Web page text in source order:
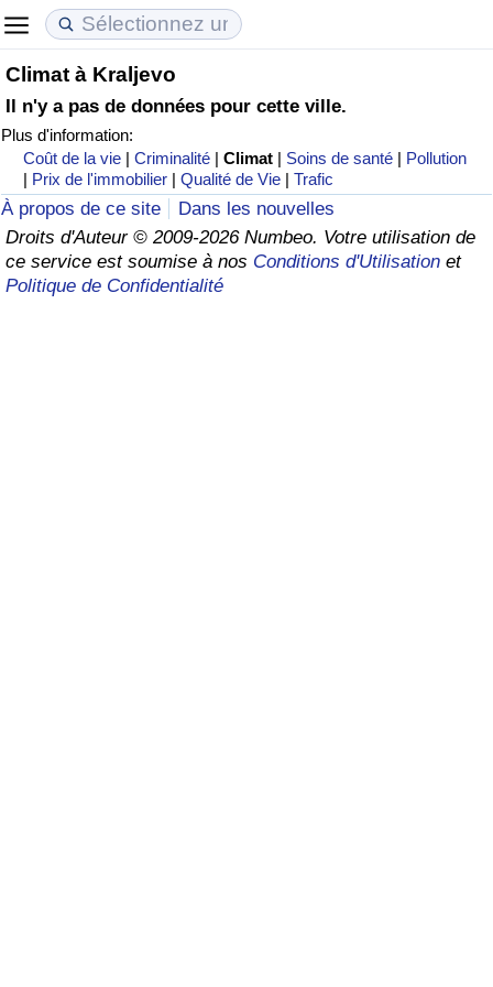
Climat à Kraljevo
Il n'y a pas de données pour cette ville.
Plus d'information:
Coût de la vie |Criminalité |Climat | Soins de santé | Pollution
| Prix de l'immobilier |Qualité de Vie |Trafic
À propos de ce site
Dans les nouvelles
Droits d'Auteur © 2009-2026 Numbeo. Votre utilisation de
ce service est soumise à nos Conditions d'Utilisation et
Politique de Confidentialité
Coût de la vie
Indice du Coût de la Vie (Actuel)
Indice du Coût de la Vie
Indice du coût de la vie par pays
Prix de l'immobilier
Indice des Prix de l'immobilier (Actuel)
Indice des Prix de l'immobilier
Indice des Prix de l'immobilier par Pays
Qualité de Vie
Indice de Qualité de Vie
Indice de Qualité de Vie (Actuel)
Indice de qualité de vie par pays